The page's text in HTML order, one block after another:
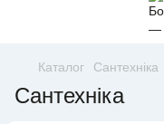
Каталог Сантехніка
Сантехніка